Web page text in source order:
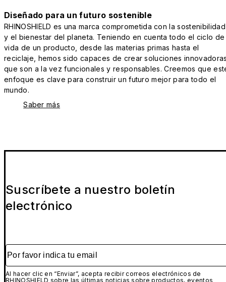
Diseñado para un futuro sostenible
RHINOSHIELD es una marca comprometida con la sostenibilidad
y el bienestar del planeta. Teniendo en cuenta todo el ciclo de
vida de un producto, desde las materias primas hasta el
reciclaje, hemos sido capaces de crear soluciones
que son a la vez funcionales y responsables. Creemos que
enfoque es clave para construir un futuro mejor para todo el
mundo.
Saber más
Suscríbete a nuestro boletín
electrónico
Por favor indica tu email
Al hacer clic en “Enviar”, acepta recibir correos electrónicos de
RHINOSHIELD sobre las últimas noticias sobre productos, eventos